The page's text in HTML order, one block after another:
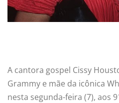
A cantora gospel Cissy
Grammy e mãe da icônica
nesta segunda-feira (7), aos